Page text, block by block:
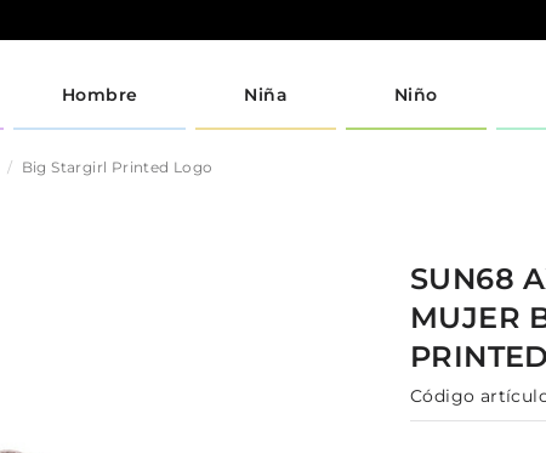
Hombre Niña Niño
Big Stargirl Printed Logo
SUN68
MUJER
Código